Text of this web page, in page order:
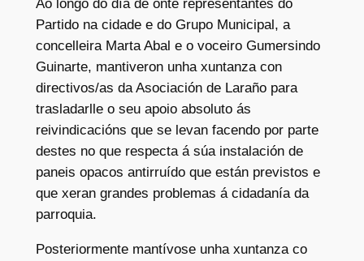
Ao longo do día de onte representantes do
Partido na cidade e do Grupo Municipal, a
concelleira Marta Abal e o voceiro Gumersindo
Guinarte, mantiveron unha xuntanza con
directivos/as da Asociación de Laraño para
trasladarlle o seu apoio absoluto ás
reivindicacións que se levan facendo por parte
destes no que respecta á súa instalación de
paneis opacos antirruído que están previstos e
que xeran grandes problemas á cidadanía da
parroquia.
Posteriormente mantívose unha xuntanza co